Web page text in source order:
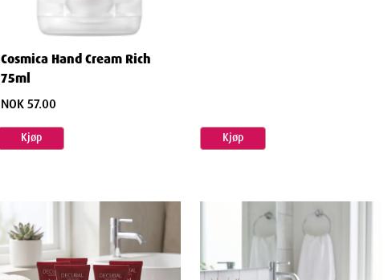
Cosmica Hand Cream Rich
75ml
NOK 57.00
Kjøp Kjøp